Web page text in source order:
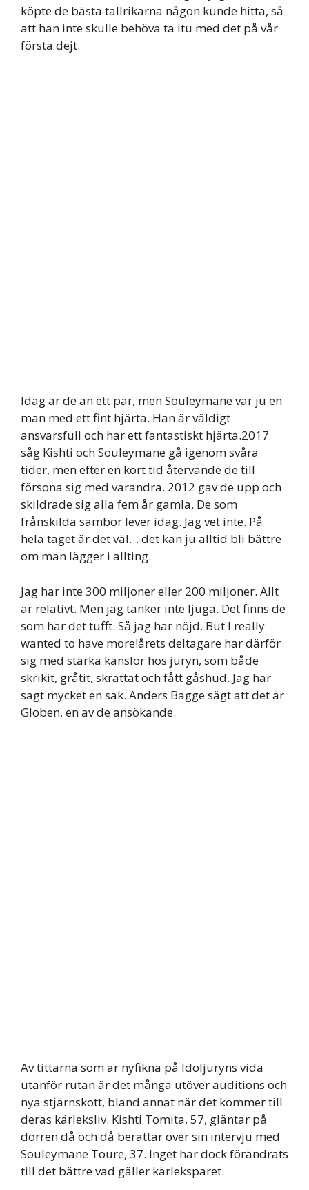
köpte de bästa tallrikarna någon kunde hitta, så
att han inte skulle behöva ta itu med det på vår
första dejt.
Idag är de än ett par, men Souleymane var ju en
man med ett fint hjärta. Han är väldigt
ansvarsfull och har ett fantastiskt hjärta.2017
såg Kishti och Souleymane gå igenom svåra
tider, men efter en kort tid återvände de till
försona sig med varandra. 2012 gav de upp och
skildrade sig alla fem år gamla. De som
frånskilda sambor lever idag. Jag vet inte. På
hela taget är det väl… det kan ju alltid bli bättre
om man lägger i allting.
Jag har inte 300 miljoner eller 200 miljoner. Allt
är relativt. Men jag tänker inte ljuga. Det finns de
som har det tufft. Så jag har nöjd. But I really
wanted to have more!årets deltagare har därför
sig med starka känslor hos juryn, som både
skrikit, gråtit, skrattat och fått gåshud. Jag har
sagt mycket en sak. Anders Bagge sägt att det är
Globen, en av de ansökande.
Av tittarna som är nyfikna på Idoljuryns vida
utanför rutan är det många utöver auditions och
nya stjärnskott, bland annat när det kommer till
deras kärleksliv. Kishti Tomita, 57, gläntar på
dörren då och då berättar över sin intervju med
Souleymane Toure, 37. Inget har dock förändrats
till det bättre vad gäller kärleksparet.